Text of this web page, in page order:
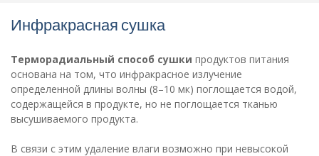
Инфракрасная сушка
Терморадиальный способ сушки продуктов питания
основана на том, что инфракрасное излучение
определенной длины волны (8–10 мк) поглощается водой,
содержащейся в продукте, но не поглощается тканью
высушиваемого продукта.
В связи с этим удаление влаги возможно при невысокой